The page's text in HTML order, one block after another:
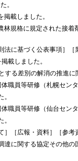
。
掲載しました。
林規格に規定された接
に基づく公表事項］［
載しました。
する差別の解消の推進
職員等研修（札幌セン
職員等研修（仙台セン
］［広報・資料］［参
達に関する協定その他